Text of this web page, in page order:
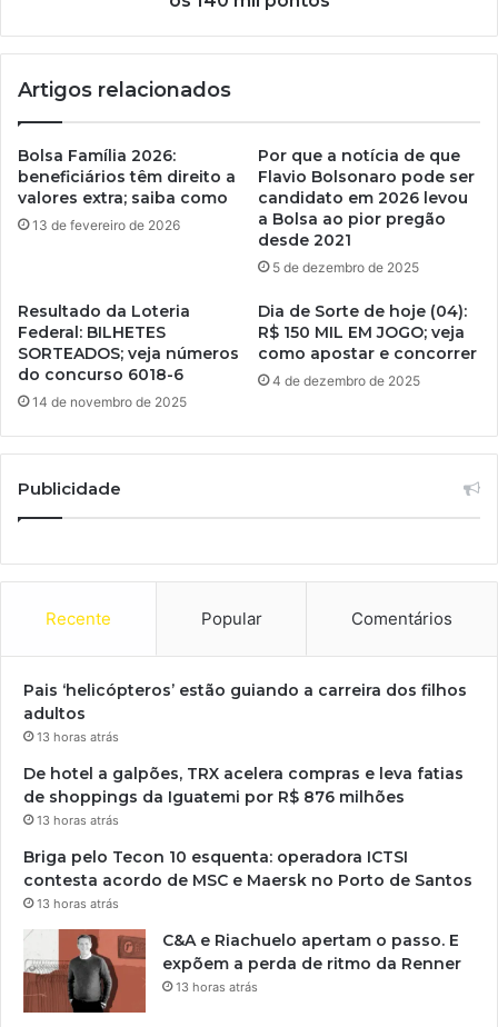
Artigos relacionados
Bolsa Família 2026:
beneficiários têm direito a
valores extra; saiba como
13 de fevereiro de 2026
Por que a notícia de que
Flavio Bolsonaro pode ser
candidato em 2026 levou
a Bolsa ao pior pregão
desde 2021
5 de dezembro de 2025
Resultado da Loteria
Federal: BILHETES
SORTEADOS; veja números
do concurso 6018-6
14 de novembro de 2025
Dia de Sorte de hoje (04):
R$ 150 MIL EM JOGO; veja
como apostar e concorrer
4 de dezembro de 2025
Publicidade
Recente Popular Comentários
Pais ‘helicópteros’ estão guiando a carreira dos filhos
adultos
13 horas atrás
De hotel a galpões, TRX acelera compras e leva fatias
de shoppings da Iguatemi por R$ 876 milhões
13 horas atrás
Briga pelo Tecon 10 esquenta: operadora ICTSI
contesta acordo de MSC e Maersk no Porto de Santos
13 horas atrás
C&A e Riachuelo apertam o passo. E
expõem a perda de ritmo da Renner
13 horas atrás